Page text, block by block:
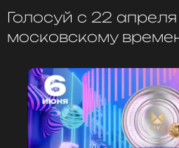
Голосуй с 22
московскому